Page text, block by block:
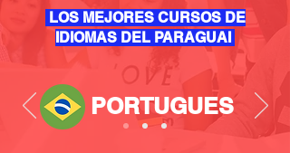
LOS MEJORES CURSOS DE
IDIOMAS DEL PARAGUAI
PORTUGUES